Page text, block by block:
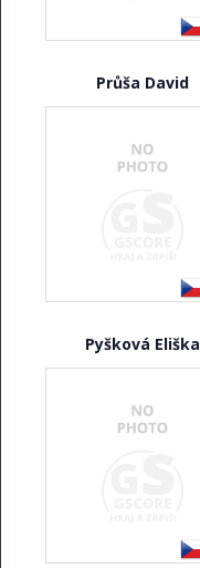
Průša David
Pyšková Eliška